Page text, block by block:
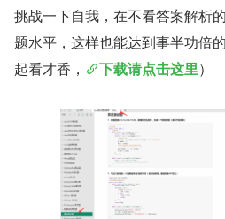
挑战一下自我，在不看答案解析
题水平，这样也能达到事半功倍
起看才香，
下载请点击这里）